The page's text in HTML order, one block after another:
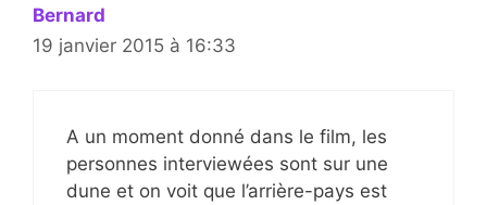
Bernard
19 janvier 2015 à 16:33
A un moment donné dans le film, les
personnes interviewées sont sur une
dune et on voit que l’arrière-pays est